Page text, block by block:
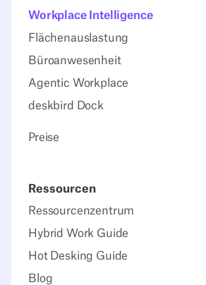
Workplace Intelligence
Flächenauslastung
Büroanwesenheit
Agentic Workplace
deskbird Dock
Preise
Ressourcen
Ressourcenzentrum
Hybrid Work Guide
Hot Desking Guide
Blog